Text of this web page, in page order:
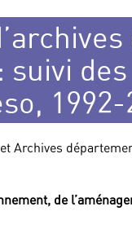
1992-
Archives
de